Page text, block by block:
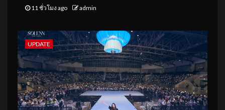
11 ชั่วโมง ago admin
UPDATE